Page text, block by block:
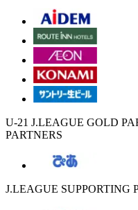
U-21 J.LEAGUE GOLD
PARTNERS
J.LEAGUE SUPPORTING